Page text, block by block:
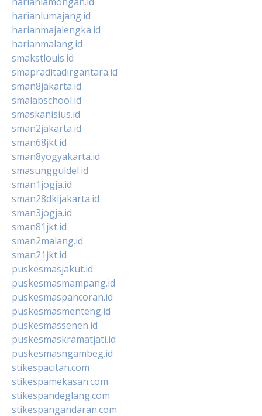
harianlumajang.id
harianmajalengka.id
harianmalang.id
smakstlouis.id
smapraditadirgantara.id
sman8jakarta.id
smalabschool.id
smaskanisius.id
sman2jakarta.id
sman68jkt.id
sman8yogyakarta.id
smasungguldel.id
sman1jogja.id
sman28dkijakarta.id
sman3jogja.id
sman81jkt.id
sman2malang.id
sman21jkt.id
puskesmasjakut.id
puskesmasmampang.id
puskesmaspancoran.id
puskesmasmenteng.id
puskesmassenen.id
puskesmaskramatjati.id
puskesmasngambeg.id
stikespacitan.com
stikespamekasan.com
stikespandeglang.com
stikespangandaran.com